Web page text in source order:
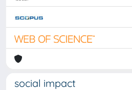
social impact